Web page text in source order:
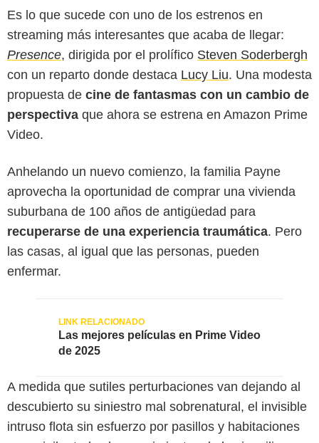
Es lo que sucede con uno de los estrenos en
streaming más interesantes que acaba de llegar:
Presence, dirigida por el prolífico Steven Soderbergh
con un reparto donde destaca Lucy Liu. Una modesta
propuesta de cine de fantasmas con un cambio de
perspectiva que ahora se estrena en Amazon Prime
Video.
Anhelando un nuevo comienzo, la familia Payne
aprovecha la oportunidad de comprar una vivienda
suburbana de 100 años de antigüedad para
recuperarse de una experiencia traumática. Pero
las casas, al igual que las personas, pueden
enfermar.
Las mejores películas en Prime Video
de 2025
A medida que sutiles perturbaciones van dejando al
descubierto su siniestro mal sobrenatural, el invisible
intruso flota sin esfuerzo por pasillos y habitaciones